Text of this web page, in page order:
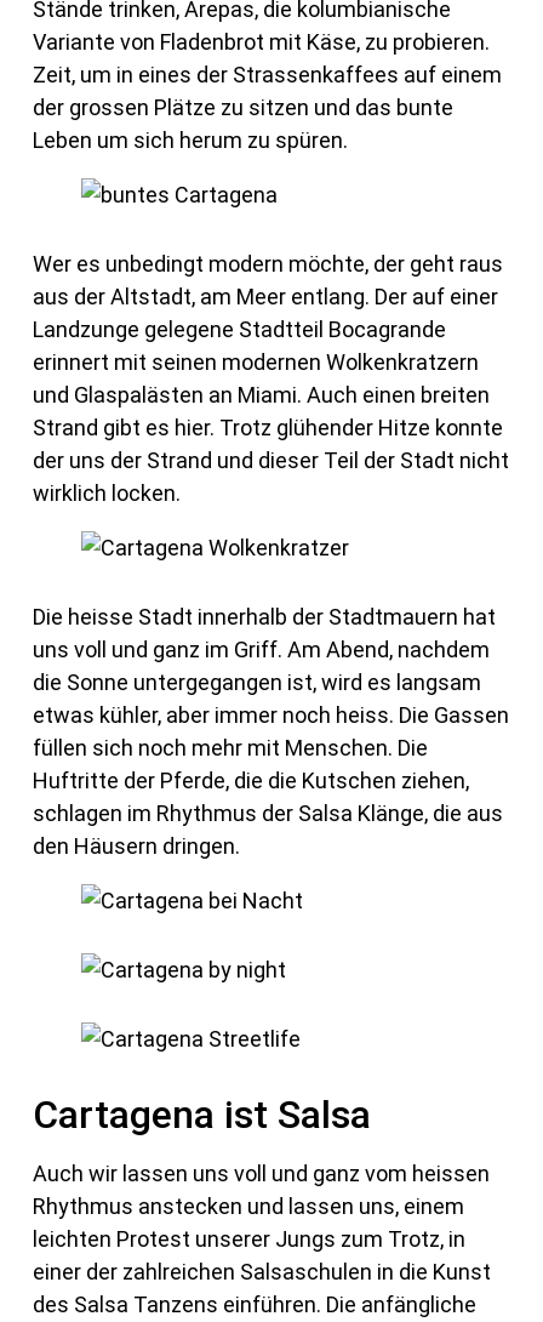
Stände trinken, Arepas, die kolumbianische
Variante von Fladenbrot mit Käse, zu probieren.
Zeit, um in eines der Strassenkaffees auf einem
der grossen Plätze zu sitzen und das bunte
Leben um sich herum zu spüren.
Wer es unbedingt modern möchte, der geht raus
aus der Altstadt, am Meer entlang. Der auf einer
Landzunge gelegene Stadtteil Bocagrande
erinnert mit seinen modernen Wolkenkratzern
und Glaspalästen an Miami. Auch einen breiten
Strand gibt es hier. Trotz glühender Hitze konnte
der uns der Strand und dieser Teil der Stadt nicht
wirklich locken.
Die heisse Stadt innerhalb der Stadtmauern hat
uns voll und ganz im Griff. Am Abend, nachdem
die Sonne untergegangen ist, wird es langsam
etwas kühler, aber immer noch heiss. Die Gassen
füllen sich noch mehr mit Menschen. Die
Huftritte der Pferde, die die Kutschen ziehen,
schlagen im Rhythmus der Salsa Klänge, die aus
den Häusern dringen.
Cartagena ist Salsa
Auch wir lassen uns voll und ganz vom heissen
Rhythmus anstecken und lassen uns, einem
leichten Protest unserer Jungs zum Trotz, in
einer der zahlreichen Salsaschulen in die Kunst
des Salsa Tanzens einführen. Die anfängliche